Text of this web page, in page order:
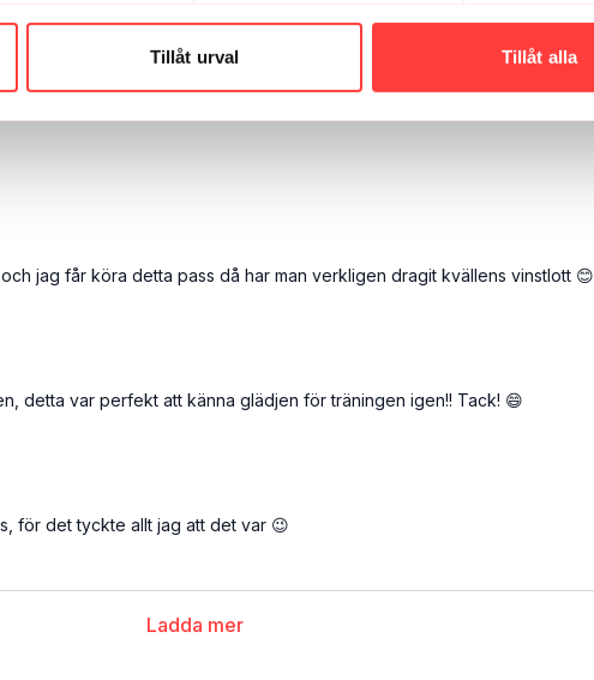
Tillåt urval Tillåt alla
jag får köra detta pass då har man verkligen dragit kvällens vinstlott 😊
detta var perfekt att känna glädjen för träningen igen!! Tack! 😄
för det tyckte allt jag att det var 😉
Ladda mer